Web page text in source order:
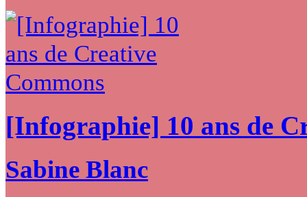
[Infographie] 10 ans de
Sabine Blanc